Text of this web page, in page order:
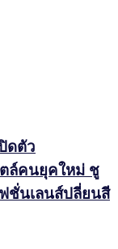
ดตัว
ล์คนยุคใหม่ ชู
ชั่นเลนส์ปลี่ยนสี